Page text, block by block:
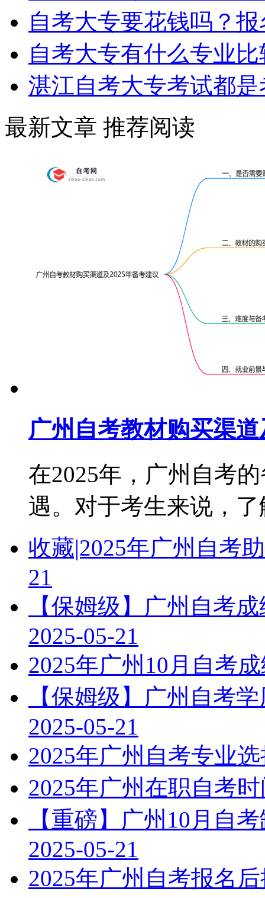
自考大专要花钱吗？
自考大专有什么专业
湛江自考大专考试都
最新文章 推荐阅读
广州自考教材购买渠
在2025年，广州自考
遇。对于考生来说，了
收藏|2025年广州自考
21
【保姆级】广州自考
2025-05-21
2025年广州10月自考
【保姆级】广州自考
2025-05-21
2025年广州自考专业
2025年广州在职自考
【重磅】广州10月自
2025-05-21
2025年广州自考报名